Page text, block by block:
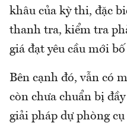
khâu của kỳ thi, đặc
thanh tra, kiểm tra
giá đạt yêu cầu mới
Bên cạnh đó, vẫn có
còn chưa chuẩn bị
giải pháp dự phòng